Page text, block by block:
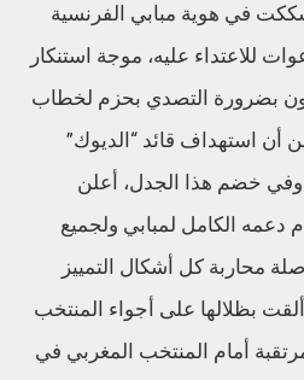
في هوية مبابي الفرنسية
للاعتداء عليه، موجة استنكار
بضرورة التصدي بحزم لخطاب
أن استهداف قائد “الديوك”
خضم هذا الجدل، أعلن
دعمه الكامل لمبابي ولجميع
محاربة كل أشكال التمييز
بظلالها على أجواء المنتخب
أمام المنتخب المغربي في